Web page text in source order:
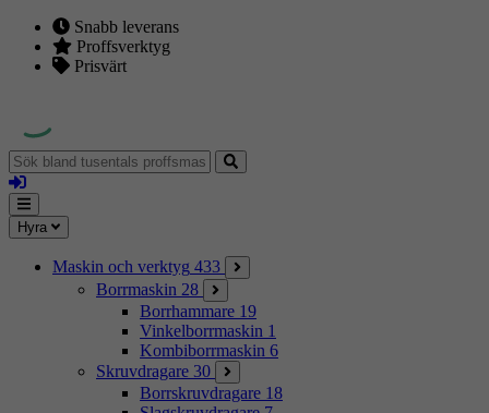
Snabb leverans
Proffsverktyg
Prisvärt
Sök
bland
tusentals
proffsmaskiner
Logga
in
Mina
sidor
Meny
Hyra
Maskin och verktyg 433
Borrmaskin 28
Borrhammare 19
Vinkelborrmaskin 1
Kombiborrmaskin 6
Skruvdragare 30
Borrskruvdragare 18